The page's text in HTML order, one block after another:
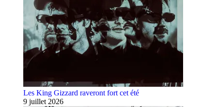
Les King Gizzard raveront fort cet été
9 juillet 2026